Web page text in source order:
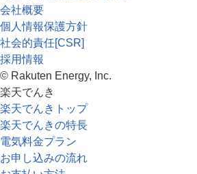
会社概要
個人情報保護方針
社会的責任[CSR]
採用情報
© Rakuten Energy, Inc.
楽天でんき
楽天でんきトップ
楽天でんきの特長
電気料金プラン
お申し込みの流れ